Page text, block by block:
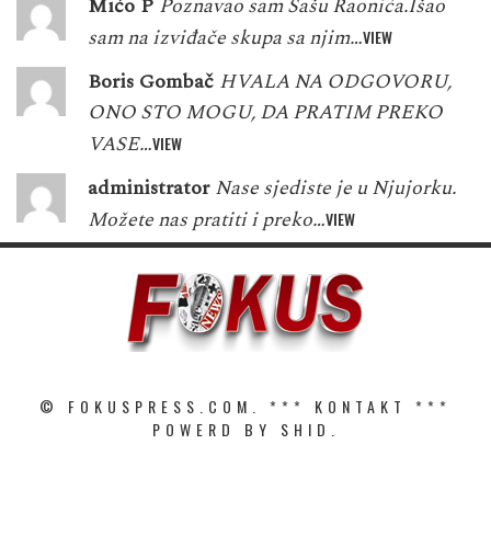
Mićo P Poznavao sam Sašu Raonića.Išao
sam na izviđače skupa sa njim…VIEW
Boris Gombač HVALA NA ODGOVORU,
ONO STO MOGU, DA PRATIM PREKO
VASE…VIEW
administrator Nase sjediste je u Njujorku.
Možete nas pratiti i preko…VIEW
© FOKUSPRESS.COM. *** KONTAKT
***
POWERD BY SHID.